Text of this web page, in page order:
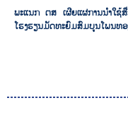
ພະແນກ ຕສ ເຜີຍແຜ່ການນໍາໃຊ້
ໂຮງຮຽນມັດທະຍົມສົມບູນໂພນທອ